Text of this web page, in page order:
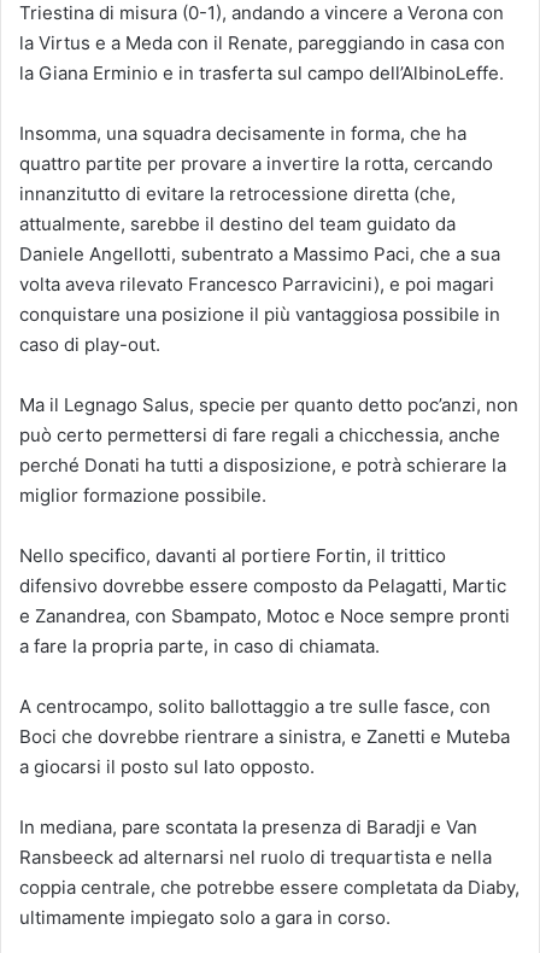
Triestina di misura (0-1), andando a vincere a Verona con
la Virtus e a Meda con il Renate, pareggiando in casa con
la Giana Erminio e in trasferta sul campo dell’AlbinoLeffe.
Insomma, una squadra decisamente in forma, che ha
quattro partite per provare a invertire la rotta, cercando
innanzitutto di evitare la retrocessione diretta (che,
attualmente, sarebbe il destino del team guidato da
Daniele Angellotti, subentrato a Massimo Paci, che a sua
volta aveva rilevato Francesco Parravicini), e poi magari
conquistare una posizione il più vantaggiosa possibile in
caso di play-out.
Ma il Legnago Salus, specie per quanto detto poc’anzi, non
può certo permettersi di fare regali a chicchessia, anche
perché Donati ha tutti a disposizione, e potrà schierare la
miglior formazione possibile.
Nello specifico, davanti al portiere Fortin, il trittico
difensivo dovrebbe essere composto da Pelagatti, Martic
e Zanandrea, con Sbampato, Motoc e Noce sempre pronti
a fare la propria parte, in caso di chiamata.
A centrocampo, solito ballottaggio a tre sulle fasce, con
Boci che dovrebbe rientrare a sinistra, e Zanetti e Muteba
a giocarsi il posto sul lato opposto.
In mediana, pare scontata la presenza di Baradji e Van
Ransbeeck ad alternarsi nel ruolo di trequartista e nella
coppia centrale, che potrebbe essere completata da Diaby,
ultimamente impiegato solo a gara in corso.